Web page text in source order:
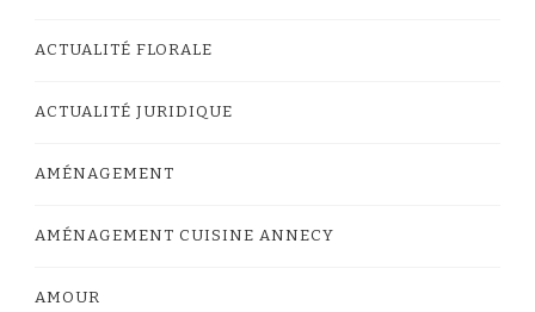
ACTUALITÉ FLORALE
ACTUALITÉ JURIDIQUE
AMÉNAGEMENT
AMÉNAGEMENT CUISINE ANNECY
AMOUR